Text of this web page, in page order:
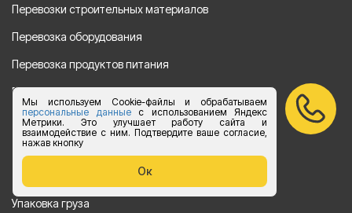
Мы используем Cookie-файлы и обрабатываем
персональные данныес использованием Яндекс
Метрики. Это улучшает работу сайта и
взаимодействие с ним. Подтвердите ваше согласие,
нажав кнопку
Ок
Перевозки строительных материалов
Перевозка оборудования
Перевозка продуктов питания
Переезд
Рефрежераторные перевозки
Перевозки автотехники
Перевозка алкогольной продукции
Упаковка груза